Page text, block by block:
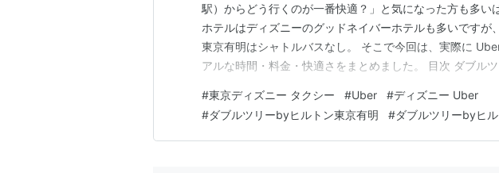
駅）からどう行くのが一番快適？」と気になった方も多い
ホテルはディズニーのグッドネイバーホテルも多いですが
東京有明はシャトルバスなし。 そこで今回は、実際に
アルな時間・料金・快適さをまとめました。 目次 ダブル
所要時間と料金 Uberタクシー（帰り）：所要時間と料金
使って分かったメリット まとめ：国際展…
#東京ディズニー タクシー #Uber #ディズニー Uber
#ダブルツリーbyヒルトン東京有明 #ダブルツリーbyヒ